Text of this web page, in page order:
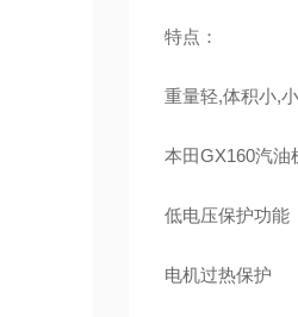
特点：
重量轻,体积小,
本田GX160汽油
低电压保护功能
电机过热保护